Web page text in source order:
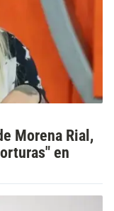
Morena Rial,
en